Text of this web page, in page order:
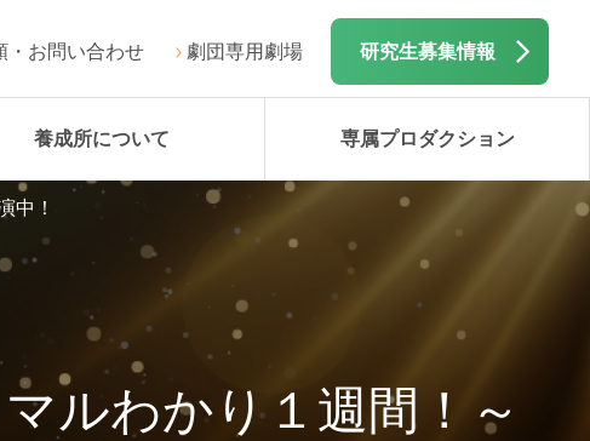
・お問い合わせ 劇団専用劇場 研究生募集情報
養成所について 専属プロダクション
ルわかり１週間！～
中！